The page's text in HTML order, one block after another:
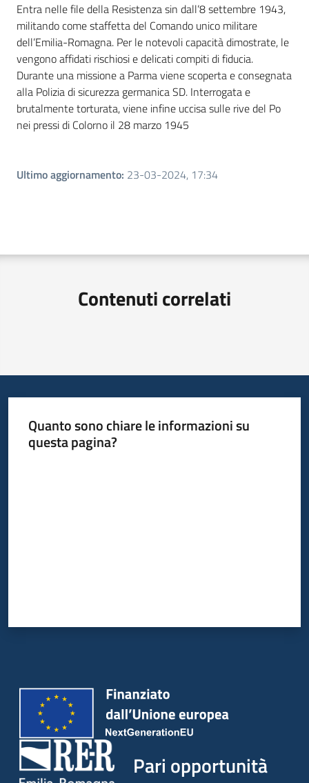
Entra nelle file della Resistenza sin dall’8 settembre 1943,
militando come staffetta del Comando unico militare
dell’Emilia-Romagna. Per le notevoli capacità dimostrate, le
vengono affidati rischiosi e delicati compiti di fiducia.
Durante una missione a Parma viene scoperta e consegnata
alla Polizia di sicurezza germanica SD. Interrogata e
brutalmente torturata, viene infine uccisa sulle rive del Po
nei pressi di Colorno il 28 marzo 1945
Ultimo aggiornamento: 23-03-2024, 17:34
Contenuti correlati
Quanto sono chiare le informazioni su
questa pagina?
Pari opportunità